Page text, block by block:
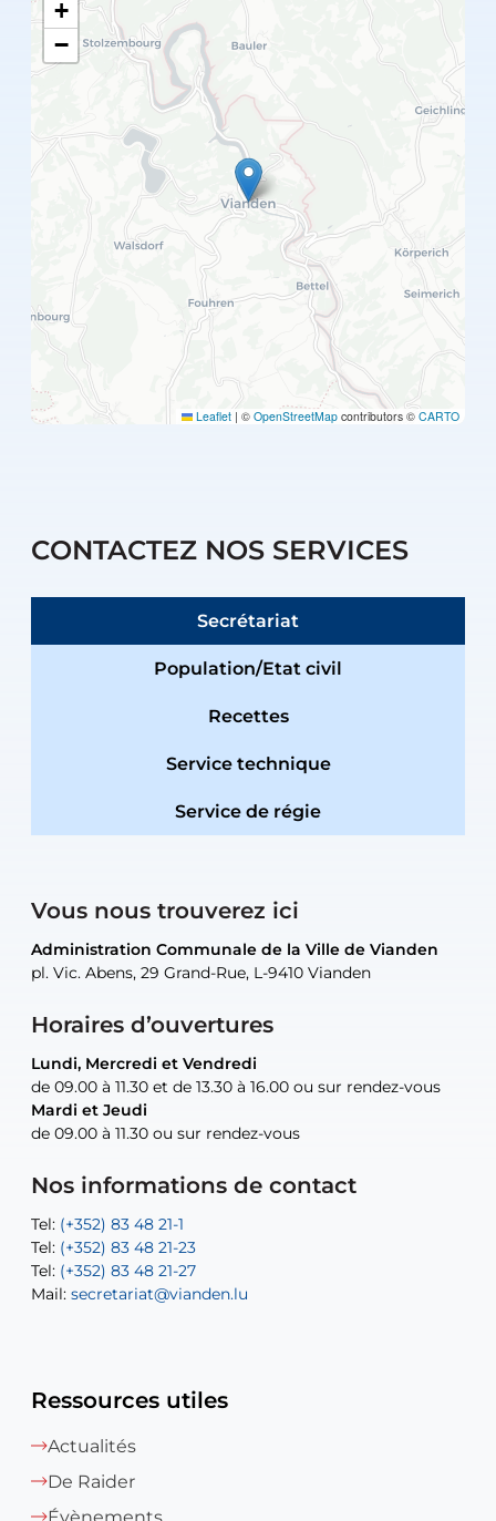
+
−
Leaflet | © OpenStreetMap contributors © CARTO
CONTACTEZ NOS SERVICES
Secrétariat
Population/Etat civil
Recettes
Service technique
Service de régie
Vous nous trouverez ici
Administration Communale de la Ville de Vianden
pl. Vic. Abens, 29 Grand-Rue, L-9410 Vianden
Horaires d’ouvertures
Lundi, Mercredi et Vendredi
de 09.00 à 11.30 et de 13.30 à 16.00 ou sur rendez-vous
Mardi et Jeudi
de 09.00 à 11.30 ou sur rendez-vous
Nos informations de contact
Tel: (+352) 83 48 21-1
Tel: (+352) 83 48 21-23
Tel: (+352) 83 48 21-27
Mail: secretariat@vianden.lu
Administration Communale de la Ville de Vianden
pl. Vic. Abens, 29 Grand-Rue, L-9410 Vianden
Lundi, Mercredi et Vendredi
de 09.00 à 11.30 et de 13.30 à 16.00 ou sur rendez-vous
Mardi et Jeudi
de 09.00 à 11.30 ou sur rendez-vous
Tel: (+352) 83 48 21-20
Tel: (+352) 83 48 21-22
Mail:sofia.carvalho@vianden.lu
Mail: diane.storn@vianden.lu
Administration Communale de la Ville de Vianden
pl. Vic. Abens, 29 Grand-Rue, L-9410 Vianden
uniquement sur rendez-vous
Mail:recette@vianden.lu
Administration Communale de la Ville de Vianden
pl. Vic. Abens, 29 Grand-Rue, L-9410 Vianden
uniquement sur rendez-vous
Tel:(+352) 83 48 21-31
Atelier Communal de la Ville de Vianden
30, rue Neugarten, L-9422 Vianden
uniquement sur rendez-vous
Tel:Permanence (Fuite d’eau) : 83 48 21 61
Ressources utiles
Actualités
De Raider